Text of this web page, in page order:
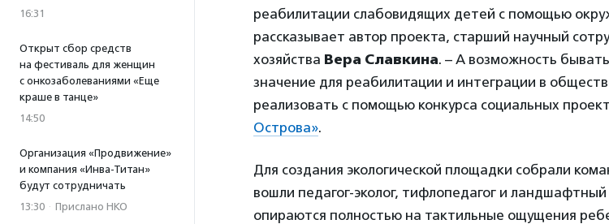
16:31
Открыт сбор средств
на фестиваль для женщин
с онкозаболеваниями «Еще
краше в танце»
14:50
Организация «Продвижение»
и компания «Инва-Титан»
будут сотрудничать
13:30 · Прислано НКО
реабилитации слабовидящих детей с помощью
рассказывает автор проекта, старший научный
хозяйства Вера Славкина. – А возможность
значение для реабилитации и интеграции в
реализовать с помощью конкурса социальных
Острова».
Для создания экологической площадки собрали
вошли педагог-эколог, тифлопедагог и
опираются полностью на тактильные ощущения